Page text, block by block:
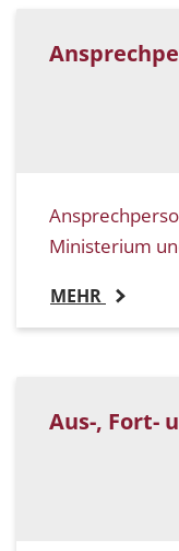
Ministerium
MEHR
Aus-, Fort-